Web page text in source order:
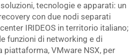
tecnologie e apparati: un
con due nodi separati
IRIDEOS in territorio italiano;
funzioni di networking e di
piattaforma, VMware NSX, per